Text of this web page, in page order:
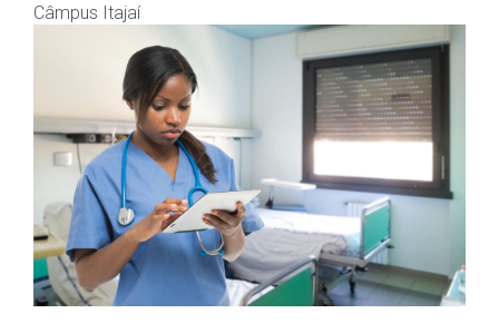
Qualificação Profissional
Pós-graduação
Educação a Distância
Educação de Jovens e Adultos
Transferências e retornos
Câmpus Itajaí